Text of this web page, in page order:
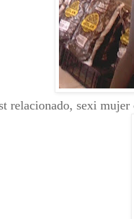
relacionado, sexi mujer